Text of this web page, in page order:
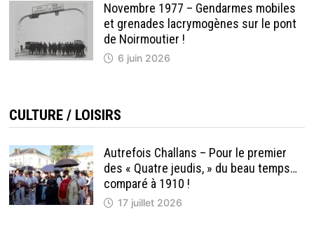
Novembre 1977 – Gendarmes mobiles
et grenades lacrymogènes sur le pont
de Noirmoutier !
6 juin 2026
CULTURE / LOISIRS
Autrefois Challans – Pour le premier
des « Quatre jeudis, » du beau temps…
comparé à 1910 !
17 juillet 2026